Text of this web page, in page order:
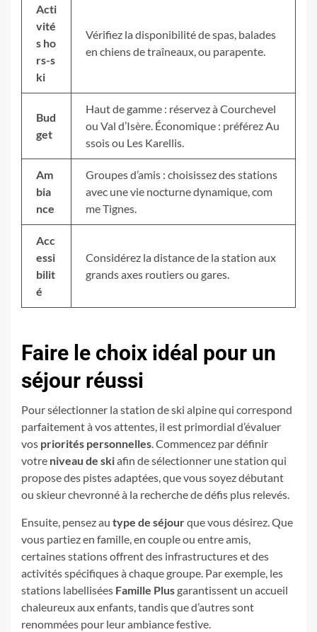
Acti
vité
s ho
rs-s
ki
Vérifiez la disponibilité de spas, balades
en chiens de traîneaux, ou parapente.
Bud
get
Haut de gamme : réservez à Courchevel
ou Val d’Isère. Économique : préférez Au
ssois ou Les Karellis.
Am
bia
nce
Groupes d’amis : choisissez des stations
avec une vie nocturne dynamique, com
me Tignes.
Acc
essi
bilit
é
Considérez la distance de la station aux
grands axes routiers ou gares.
Faire le choix idéal pour un
séjour réussi
Pour sélectionner la station de ski alpine qui correspond
parfaitement à vos attentes, il est primordial d’évaluer
vos priorités personnelles. Commencez par définir
votre niveau de skiafin de sélectionner une station qui
propose des pistes adaptées, que vous soyez débutant
ou skieur chevronné à la recherche de défis plus relevés.
Ensuite, pensez au type de séjourque vous désirez. Que
vous partiez en famille, en couple ou entre amis,
certaines stations offrent des infrastructures et des
activités spécifiques à chaque groupe. Par exemple, les
stations labellisées Famille Plusgarantissent un accueil
chaleureux aux enfants, tandis que d’autres sont
renommées pour leur ambiance festive.